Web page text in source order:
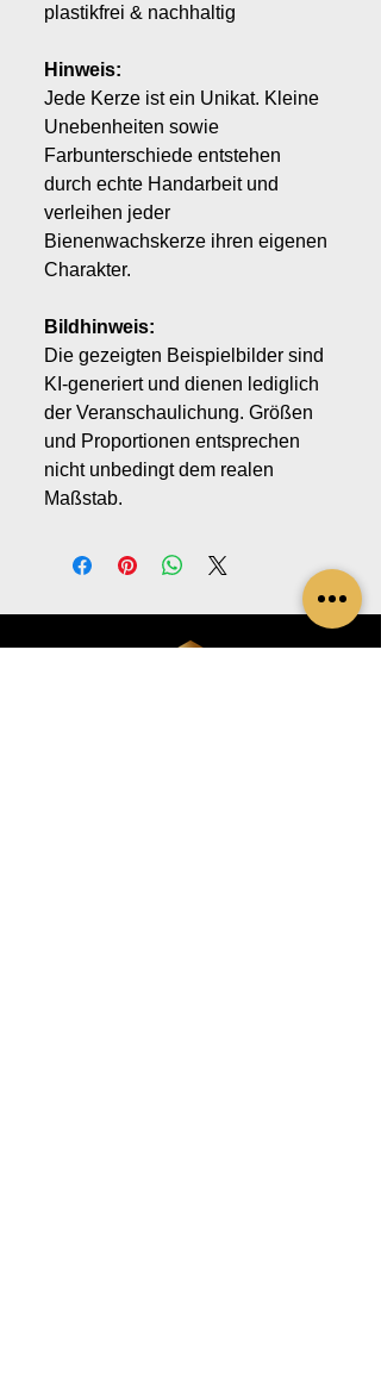
plastikfrei & nachhaltig
Hinweis:
Jede Kerze ist ein Unikat. Kleine
Unebenheiten sowie
Farbunterschiede entstehen
durch echte Handarbeit und
verleihen jeder
Bienenwachskerze ihren eigenen
Charakter.
Bildhinweis:
Die gezeigten Beispielbilder sind
KI-generiert und dienen lediglich
der Veranschaulichung. Größen
und Proportionen entsprechen
nicht unbedingt dem realen
Maßstab.